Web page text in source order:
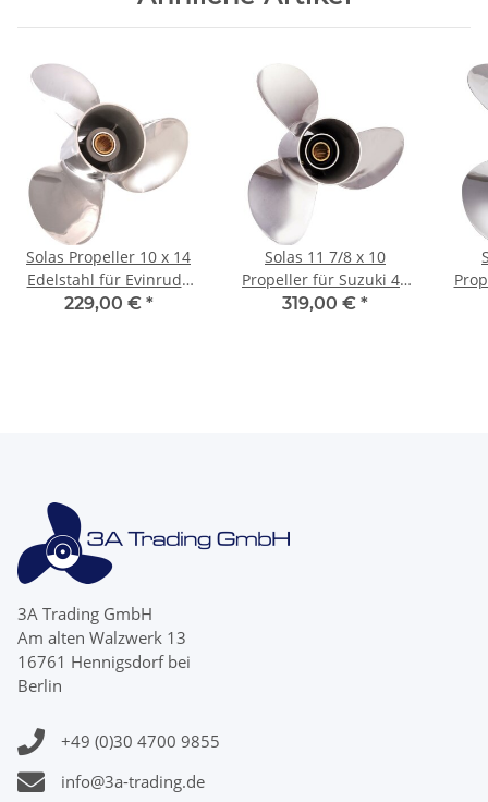
Solas Propeller 10 x 14
Edelstahl für Evinrude
Johnson 20 - 35 PS 14
229,00 € *
Solas 11 7/8 x 10
Propeller für Suzuki 40
50 60 PS 3 Blatt 13
319,00 € *
3A Trading GmbH
Am alten Walzwerk 13
16761 Hennigsdorf bei
Berlin
+49 (0)30 4700 9855
info@3a-trading.de